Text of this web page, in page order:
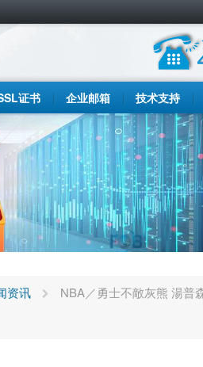
证书 企业邮箱 技术支持
资讯 NBA／勇士不敵灰熊 湯普